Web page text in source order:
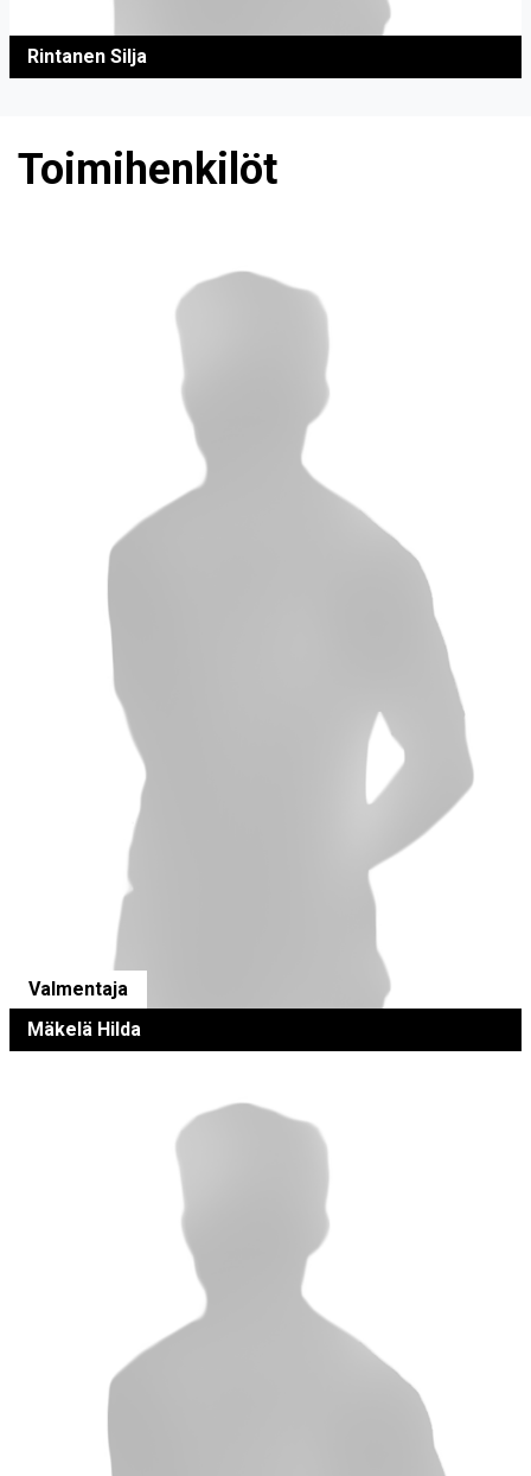
Rintanen Silja
Toimihenkilöt
Valmentaja
Mäkelä Hilda